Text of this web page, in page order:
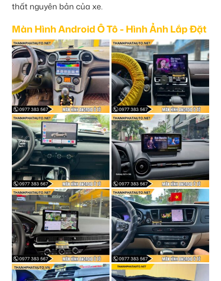
thất nguyên bản của xe.
Màn Hình Android Ô Tô - Hình Ảnh Lắp Đặt